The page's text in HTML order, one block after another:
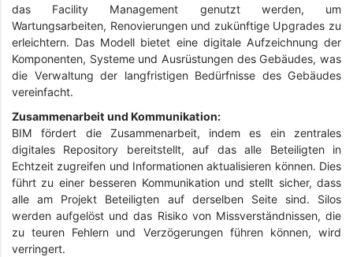
das Facility Management genutzt werden, um
Wartungsarbeiten, Renovierungen und zukünftige Upgrades zu
erleichtern. Das Modell bietet eine digitale Aufzeichnung der
Komponenten, Systeme und Ausrüstungen des Gebäudes, was
die Verwaltung der langfristigen Bedürfnisse des Gebäudes
vereinfacht.
Zusammenarbeit und Kommunikation:
BIM fördert die Zusammenarbeit, indem es ein zentrales
digitales Repository bereitstellt, auf das alle Beteiligten in
Echtzeit zugreifen und Informationen aktualisieren können. Dies
führt zu einer besseren Kommunikation und stellt sicher, dass
alle am Projekt Beteiligten auf derselben Seite sind. Silos
werden aufgelöst und das Risiko von Missverständnissen, die
zu teuren Fehlern und Verzögerungen führen können, wird
verringert.